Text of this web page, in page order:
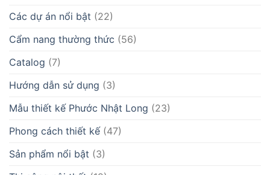
Các dự án nổi bật (22)
Cẩm nang thường thức (56)
Catalog (7)
Hướng dẫn sử dụng (3)
Mẫu thiết kế Phước Nhật Long (23)
Phong cách thiết kế(47)
Sản phẩm nổi bật (3)